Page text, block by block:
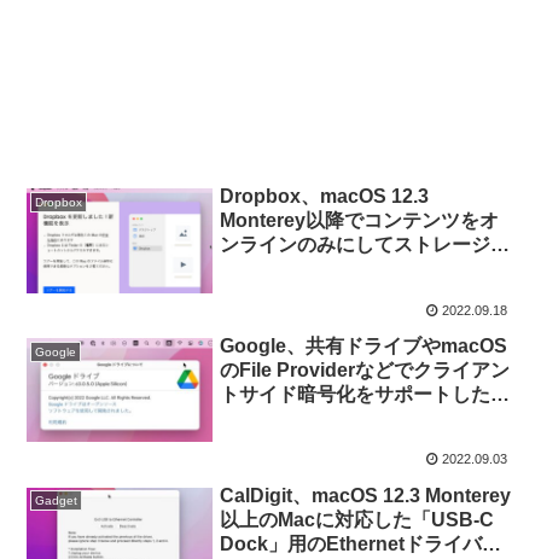
Dropbox
Dropbox、macOS 12.3
Monterey以降でコンテンツをオ
ンラインのみにしてストレージ容
2022.09.18
Google
Google、共有ドライブやmacOS
のFile Providerなどでクライアン
トサイド暗号化をサポートした
2022.09.03
Gadget
CalDigit、macOS 12.3 Monterey
以上のMacに対応した「USB-C
Dock」用のEthernetドライバを